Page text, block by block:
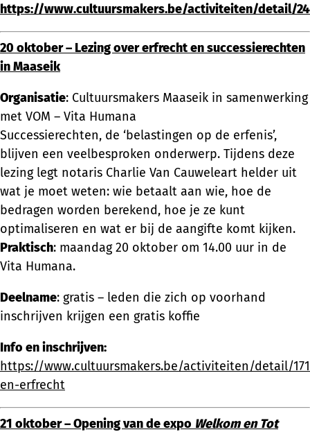
https://www.cultuursmakers.be/activiteiten/detail/
20 oktober – Lezing over erfrecht en successierechten
in Maaseik
Organisatie: Cultuursmakers Maaseik in samenwerking
met VOM – Vita Humana
Successierechten, de ‘belastingen op de erfenis’,
blijven een veelbesproken onderwerp. Tijdens deze
lezing legt notaris Charlie Van Cauweleart helder uit
wat je moet weten: wie betaalt aan wie, hoe de
bedragen worden berekend, hoe je ze kunt
optimaliseren en wat er bij de aangifte komt kijken.
Praktisch: maandag 20 oktober om 14.00 uur in de
Vita Humana.
Deelname: gratis – leden die zich op voorhand
inschrijven krijgen een gratis koffie
Info en inschrijven:
https://www.cultuursmakers.be/activiteiten/detail/
en-erfrecht
21 oktober – Opening van de expo Welkom en Tot